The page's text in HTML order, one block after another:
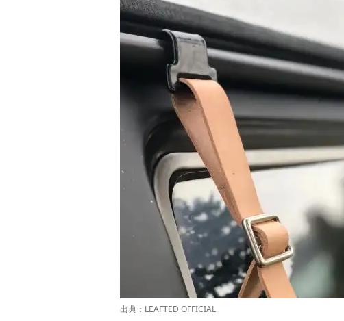
出典： LEAFTED OFFICIAL